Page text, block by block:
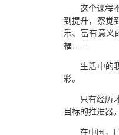
这个课程
到提升，察觉
乐、富有意义
福……
生活中的
彩。
只有经历
目标的推进器。
在中国，